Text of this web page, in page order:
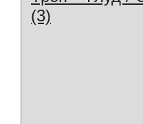
(3)